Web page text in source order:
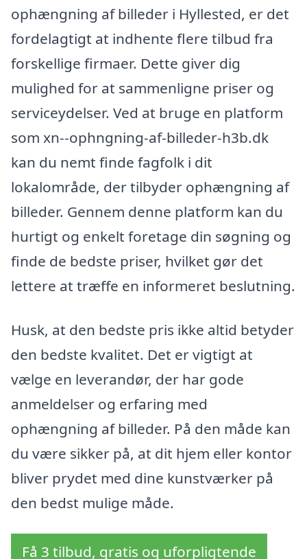
ophængning af billeder i Hyllested, er det
fordelagtigt at indhente flere tilbud fra
forskellige firmaer. Dette giver dig
mulighed for at sammenligne priser og
serviceydelser. Ved at bruge en platform
som xn--ophngning-af-billeder-h3b.dk
kan du nemt finde fagfolk i dit
lokalområde, der tilbyder ophængning af
billeder. Gennem denne platform kan du
hurtigt og enkelt foretage din søgning og
finde de bedste priser, hvilket gør det
lettere at træffe en informeret beslutning.
Husk, at den bedste pris ikke altid betyder
den bedste kvalitet. Det er vigtigt at
vælge en leverandør, der har gode
anmeldelser og erfaring med
ophængning af billeder. På den måde kan
du være sikker på, at dit hjem eller kontor
bliver prydet med dine kunstværker på
den bedst mulige måde.
Få 3 tilbud, gratis og uforpligtende